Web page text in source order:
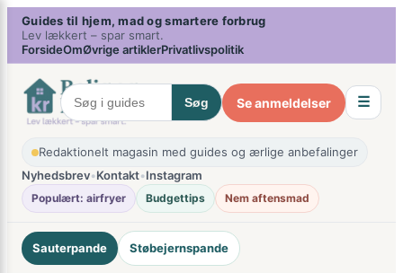
Spring
indhold
Guides til hjem, mad og smartere forbrug
Lev lækkert – spar smart.
ForsideOmØvrige artiklerPrivatlivspolitik
Søg Se anmeldelser ☰
Redaktionelt magasin med guides og ærlige anbefalinger
Nyhedsbrev•Kontakt•Instagram
Populært: airfryer Budgettips Nem aftensmad
Sauterpande Støbejernspande